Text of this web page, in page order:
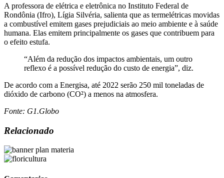
A professora de elétrica e eletrônica no Instituto Federal de
Rondônia (Ifro), Lígia Silvéria, salienta que as termelétricas movidas
a combustível emitem gases prejudiciais ao meio ambiente e à saúde
humana. Elas emitem principalmente os gases que contribuem para
o efeito estufa.
“Além da redução dos impactos ambientais, um outro
reflexo é a possível redução do custo de energia”, diz.
De acordo com a Energisa, até 2022 serão 250 mil toneladas de
dióxido de carbono (CO²) a menos na atmosfera.
Fonte: G1.Globo
Relacionado